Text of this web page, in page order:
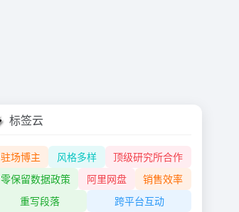
标签云
驻场博主 风格多样
顶级研究所合作
零保留数据政策
阿里网盘
销售效率
重写段落
跨平台互动